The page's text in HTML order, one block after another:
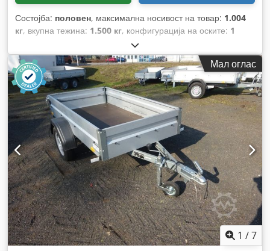
Состојба: половен, максимална носивост на товар: 1.004
кг, вкупна тежина: 1.500 кг, конфигурација на оските: 1
03/2026
простор:3.010 мм, ширина на товарниот простор:1.830
мм, висина на просторот за товарење:350 мм, вкупна
ширина:1.960 мм, вкупна висина:1.000 мм,
Мал оглас
1 /7